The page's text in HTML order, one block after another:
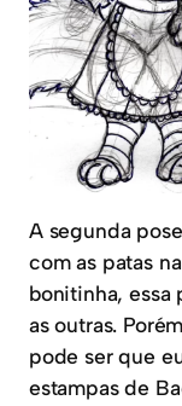
A segunda
com as patas
bonitinha, essa
as outras.
pode ser que
estampas de